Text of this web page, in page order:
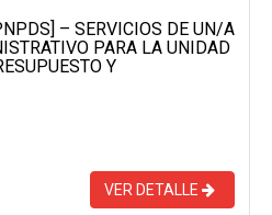
– SERVICIOS DE UN/A
PARA LA UNIDAD
Y
VER DETALLE